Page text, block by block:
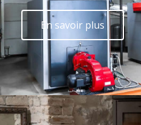
En savoir plus